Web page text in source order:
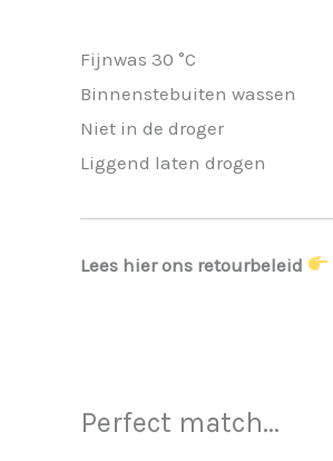
Fijnwas 30 °C
Binnenstebuiten wassen
Niet in de droger
Liggend laten drogen
Lees hier ons retourbeleid
Perfect match...